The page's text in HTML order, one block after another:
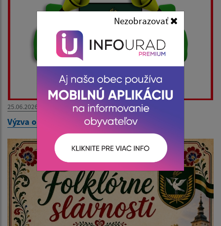
Nezobrazovať
25.06.2026
Výzva obce !!!